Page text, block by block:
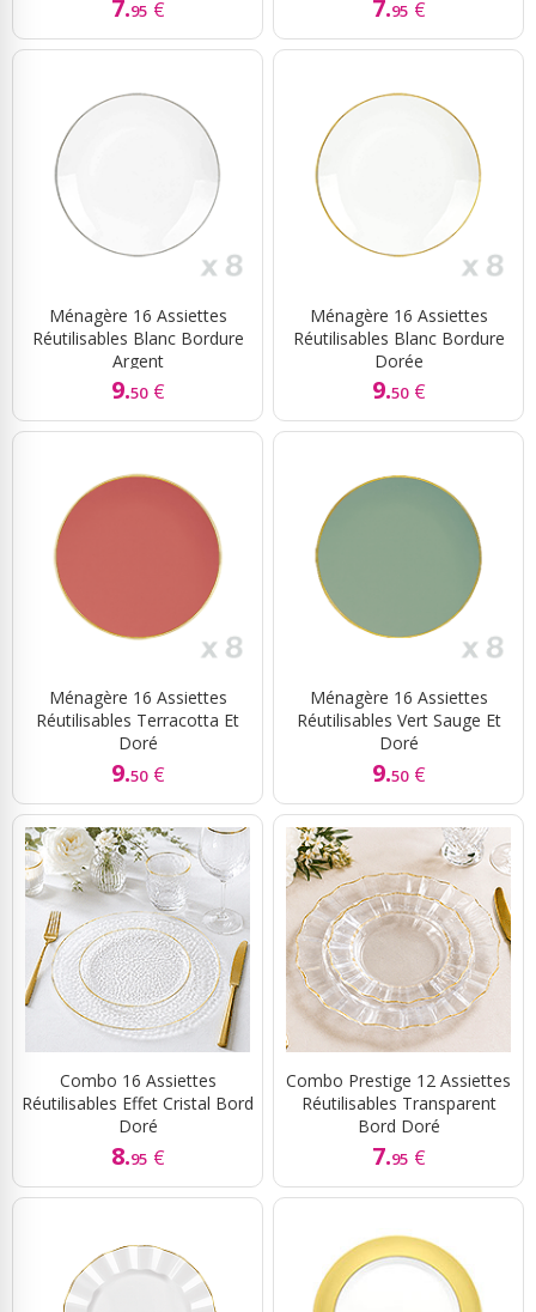
7.95 € 7.95 €
Ménagère 16 Assiettes
Réutilisables Blanc Bordure
Argent
9.50 €
Ménagère 16 Assiettes
Réutilisables Blanc Bordure
Dorée
9.50 €
Ménagère 16 Assiettes
Réutilisables Terracotta Et
Doré
9.50 €
Ménagère 16 Assiettes
Réutilisables Vert Sauge Et
Doré
9.50 €
Combo 16 Assiettes
Réutilisables Effet Cristal Bord
Doré
8.95 €
Combo Prestige 12 Assiettes
Réutilisables Transparent
Bord Doré
7.95 €